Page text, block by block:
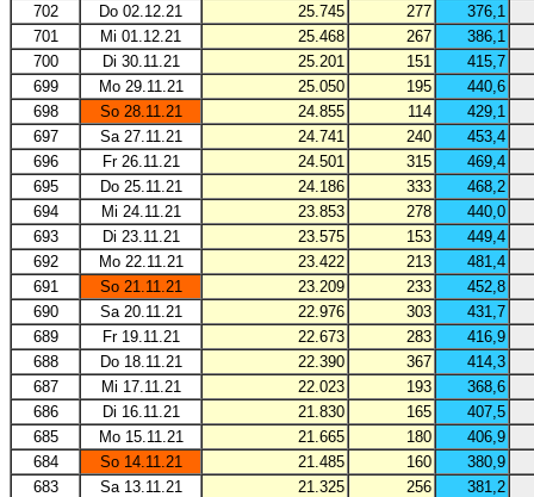
702
Do 02.12.21 25.745 277
376,1
701
Mi 01.12.21 25.468 267
386,1
700
Di 30.11.21 25.201 151
415,7
699
Mo 29.11.21 25.050 195
440,6
698
So 28.11.21 24.855 114
429,1
697
Sa 27.11.21 24.741 240
453,4
696
Fr 26.11.21 24.501 315
469,4
695
Do 25.11.21 24.186 333
468,2
694
Mi 24.11.21 23.853 278
440,0
693
Di 23.11.21 23.575 153
449,4
692
Mo 22.11.21 23.422 213
481,4
691
So 21.11.21 23.209 233
452,8
690
Sa 20.11.21 22.976 303
431,7
689
Fr 19.11.21 22.673 283
416,9
688
Do 18.11.21 22.390 367
414,3
687
Mi 17.11.21 22.023 193
368,6
686
Di 16.11.21 21.830 165
407,5
685
Mo 15.11.21 21.665 180
406,9
684
So 14.11.21 21.485 160
380,9
683
Sa 13.11.21 21.325 256
381,2